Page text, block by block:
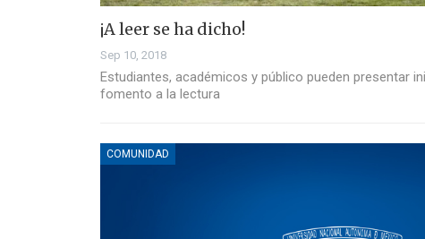
¡A leer se ha dicho!
Sep 10, 2018
Estudiantes, académicos y público pueden presentar
fomento a la lectura
COMUNIDAD